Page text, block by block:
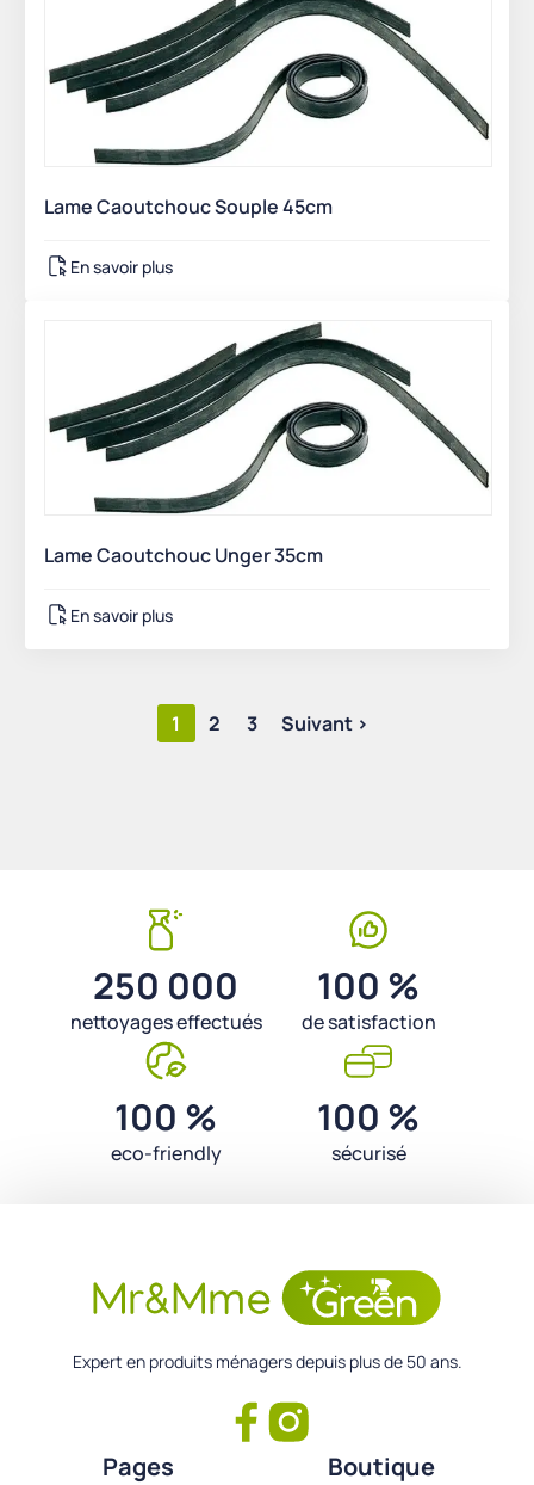
Lame Caoutchouc Souple 45cm
En savoir plus
Lame Caoutchouc Unger 35cm
En savoir plus
1 2 3 Suivant >
250 000
nettoyages effectués
100 %
de satisfaction
100 %
eco-friendly
100 %
sécurisé
Expert en produits ménagers depuis plus de 50 ans.
Pages Boutique